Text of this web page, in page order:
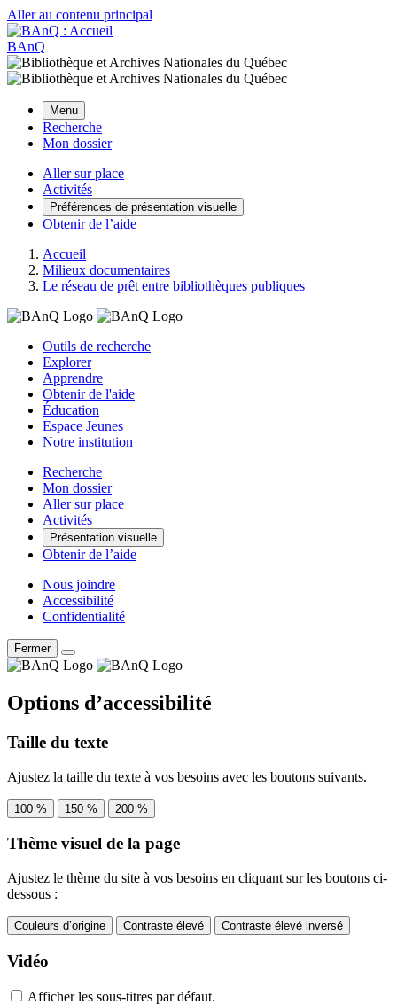
Aller au contenu principal
BAnQ
Menu
Recherche
Mon dossier
Aller sur place
Activités
Préférences de présentation visuelle
Obtenir de l’aide
Accueil
Milieux documentaires
Le réseau de prêt entre bibliothèques publiques
Outils de recherche
Explorer
Apprendre
Obtenir de l'aide
Éducation
Espace Jeunes
Notre institution
Recherche
Mon dossier
Aller sur place
Activités
Présentation visuelle
Obtenir de l’aide
Nous joindre
Accessibilité
Confidentialité
Fermer
Options d’accessibilité
Taille du texte
Ajustez la taille du texte à vos besoins avec les boutons suivants.
100 % 150 % 200 %
Thème visuel de la page
Ajustez le thème du site à vos besoins en cliquant sur les boutons ci-
dessous :
Couleurs d’origine Contraste élevé Contraste élevé inversé
Vidéo
Afficher les sous-titres par défaut.